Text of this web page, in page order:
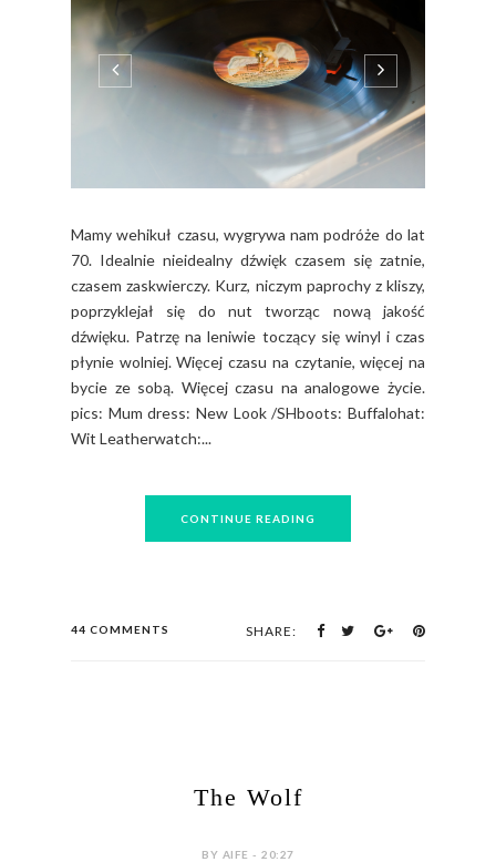
Mamy wehikuł czasu, wygrywa nam podróże do lat
70. Idealnie nieidealny dźwięk czasem się zatnie,
czasem zaskwierczy. Kurz, niczym paprochy z kliszy,
poprzyklejał się do nut tworząc nową jakość
dźwięku. Patrzę na leniwie toczący się winyl i czas
płynie wolniej. Więcej czasu na czytanie, więcej na
bycie ze sobą. Więcej czasu na analogowe życie.
pics: Mum dress: New Look /SHboots: Buffalohat:
Wit Leatherwatch:...
CONTINUE READING
44 COMMENTS SHARE:
The Wolf
BY AIFE - 20:27